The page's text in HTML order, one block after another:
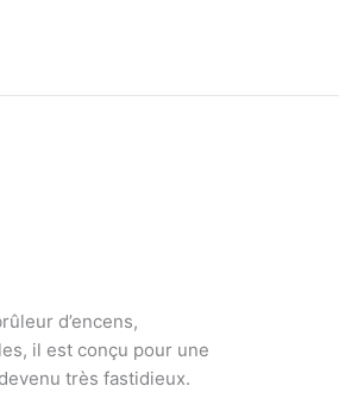
d’encens,
il est conçu pour une
très fastidieux.